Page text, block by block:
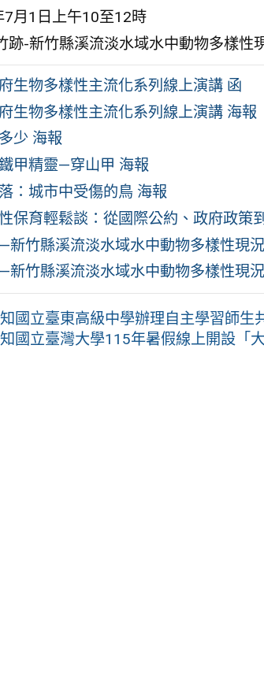
7月1日上午10至12時
跡-新竹縣溪流淡水域水中動物多樣性
生物多樣性主流化系列線上演講 函
生物多樣性主流化系列線上演講 海報
少 海報
甲精靈—穿山甲 海報
：城市中受傷的鳥 海報
保育輕鬆談：從國際公約、政府政策
新竹縣溪流淡水域水中動物多樣性現
新竹縣溪流淡水域水中動物多樣性現
國立臺東高級中學辦理自主學習師生
國立臺灣大學115年暑假線上開設「